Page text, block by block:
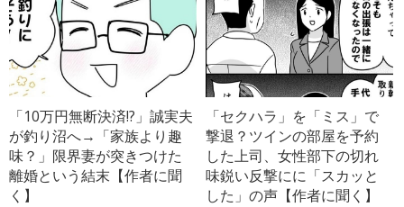
「10万円無断決済!?」誠実夫
が釣り沼へ→「家族より趣
味？」限界妻が突きつけた
離婚という結末【作者に聞
く】
「セクハラ」を「ミス」で
撃退？ツインの部屋を予約
した上司、女性部下の切れ
味鋭い反撃にに「スカッと
した」の声【作者に聞く】